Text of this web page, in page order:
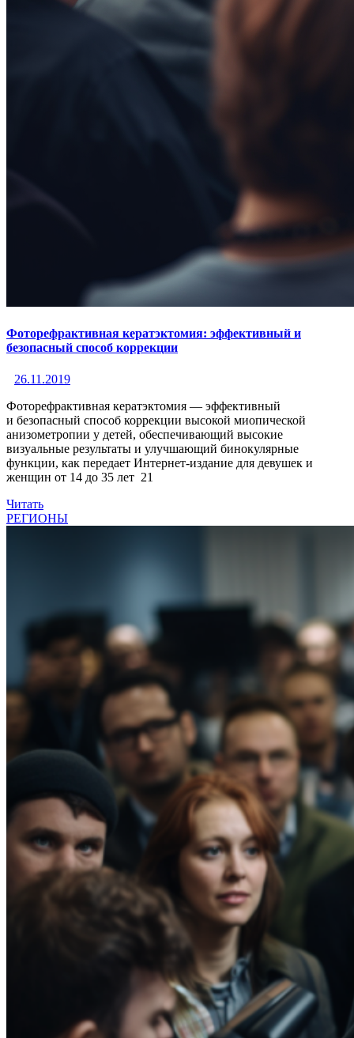
Фоторефрактивная кератэктомия: эффективный и
безопасный способ коррекции
26.11.2019
Фоторефрактивная кератэктомия — эффективный
и безопасный способ коррекции высокой миопической
анизометропии у детей, обеспечивающий высокие
визуальные результаты и улучшающий бинокулярные
функции, как передает Интернет-издание для девушек и
женщин от 14 до 35 лет 21
Читать
РЕГИОНЫ